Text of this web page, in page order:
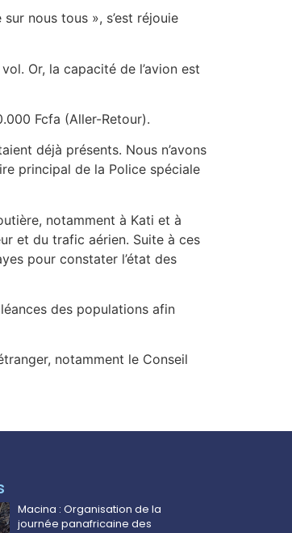
nous tous », s’est réjouie
Or, la capacité de l’avion est
Fcfa (Aller-Retour).
déjà présents. Nous n’avons
principal de la Police spéciale
notamment à Kati et à
et du trafic aérien. Suite à ces
pour constater l’état des
des populations afin
notamment le Conseil
Macina : Organisation de la
journée panafricaine des